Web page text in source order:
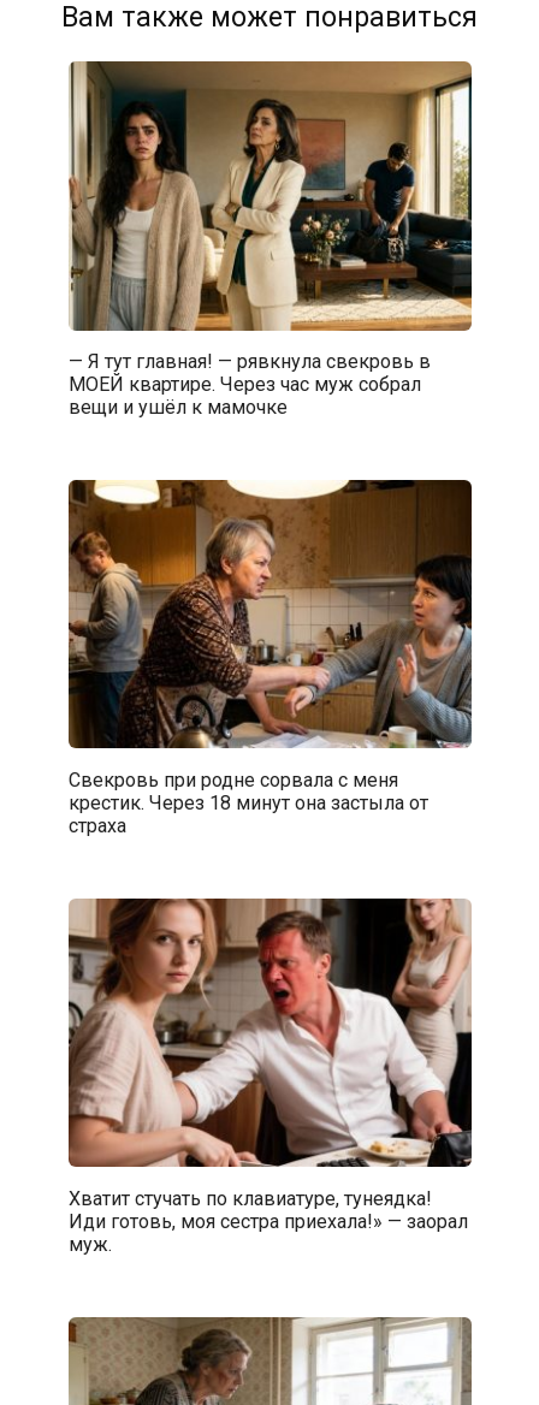
Вам также может понравиться
— Я тут главная! — рявкнула свекровь в
МОЕЙ квартире. Через час муж собрал
вещи и ушёл к мамочке
Свекровь при родне сорвала с меня
крестик. Через 18 минут она застыла от
страха
Хватит стучать по клавиатуре, тунеядка!
Иди готовь, моя сестра приехала!» — заорал
муж.